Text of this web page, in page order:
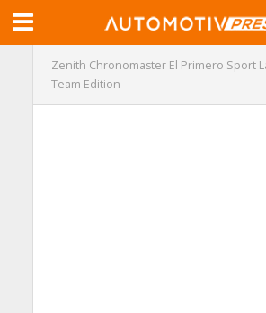
Zenith Chronomaster El Primero Sport
Team Edition